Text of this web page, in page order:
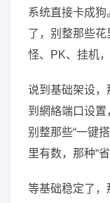
系统直接卡成
了，别整那些
怪、PK、挂机
说到基础架设，
到網絡端口设置
别整那些“一键
里有数，那种“
等基础稳定了